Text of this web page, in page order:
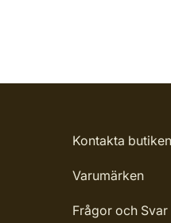
Kontakta butiken
Varumärken
Frågor och Svar